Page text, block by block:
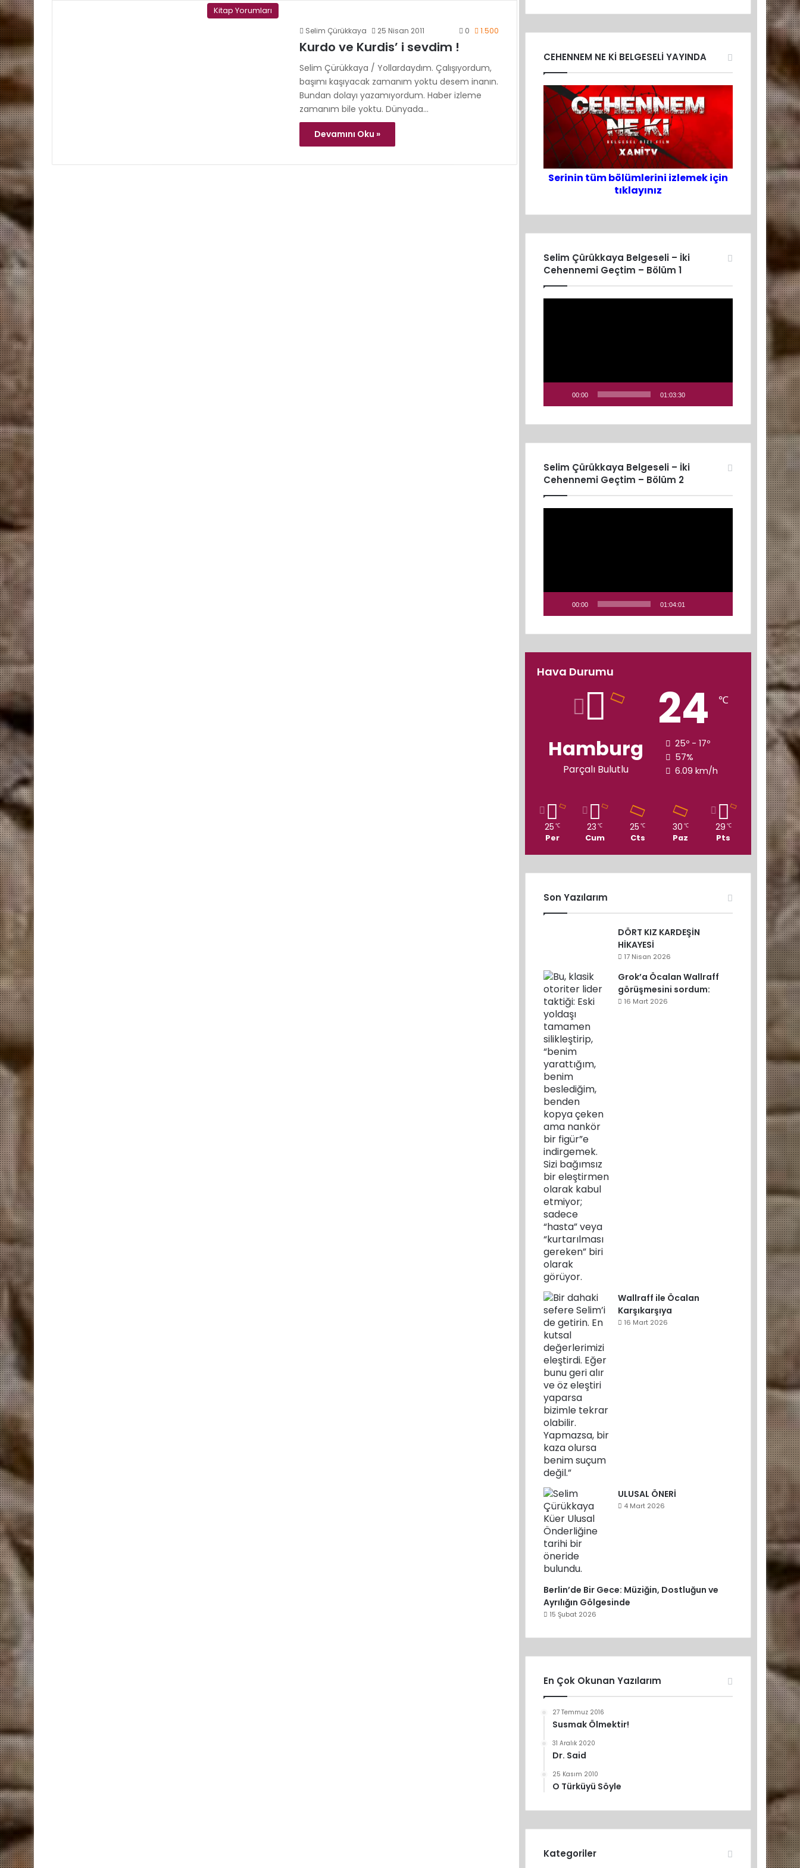
Kitap Yorumları
Selim Çürükkaya 25 Nisan 2011 0 1.500
Kurdo ve Kurdis’ i sevdim !
Selim Çürükkaya / Yollardaydım. Çalışıyordum,
başımı kaşıyacak zamanım yoktu desem inanın.
Bundan dolayı yazamıyordum. Haber izleme
zamanım bile yoktu. Dünyada…
Devamını Oku »
CEHENNEM NE Kİ BELGESELİ YAYINDA
Serinin tüm bölümlerini izlemek için
tıklayınız
Selim Çürükkaya Belgeseli – İki
Cehennemi Geçtim – Bölüm 1
00:00 01:03:30
Selim Çürükkaya Belgeseli – İki
Cehennemi Geçtim – Bölüm 2
00:00 01:04:01
Hava Durumu
Hamburg
Parçalı Bulutlu
24 ℃
25º - 17º
57%
6.09 km/h
25 ℃
Per
23 ℃
Cum
25 ℃
Cts
30 ℃
Paz
29 ℃
Pts
Son Yazılarım
DÖRT KIZ KARDEŞİN
HİKAYESİ
17 Nisan 2026
Grok’a Öcalan Wallraff
görüşmesini sordum:
16 Mart 2026
Wallraff ile Öcalan
Karşıkarşıya
16 Mart 2026
ULUSAL ÖNERİ
4 Mart 2026
Berlin’de Bir Gece: Müziğin, Dostluğun ve
Ayrılığın Gölgesinde
15 Şubat 2026
En Çok Okunan Yazılarım
27 Temmuz 2016
Susmak Ölmektir!
31 Aralık 2020
Dr. Said
25 Kasım 2010
O Türküyü Söyle
Kategoriler